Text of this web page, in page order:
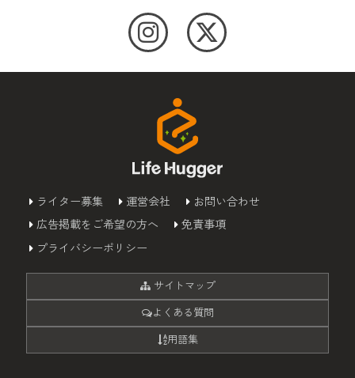
ライター募集 運営会社
お問い合わせ
広告掲載をご希望の方へ
免責事項
プライバシーポリシー
サイトマップ
よくある質問
用語集